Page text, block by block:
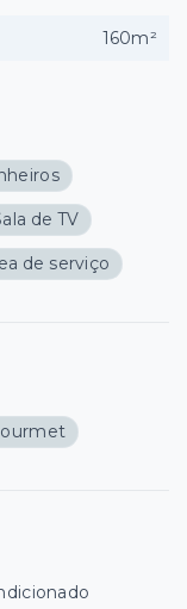
de TV
de serviço
160m²